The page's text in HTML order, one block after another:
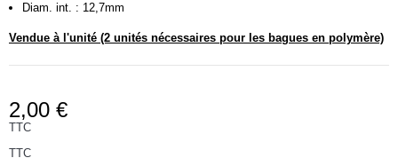
Diam. int. : 12,7mm
Vendue à l'unité (2 unités nécessaires pour les bagues en polymère)
2,00 €
TTC
TTC